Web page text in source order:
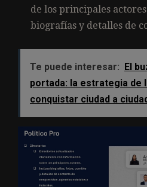
de los principales
biografías y detalles de
Te puede interesar: El
portada: la estrategia de
conquistar ciudad a